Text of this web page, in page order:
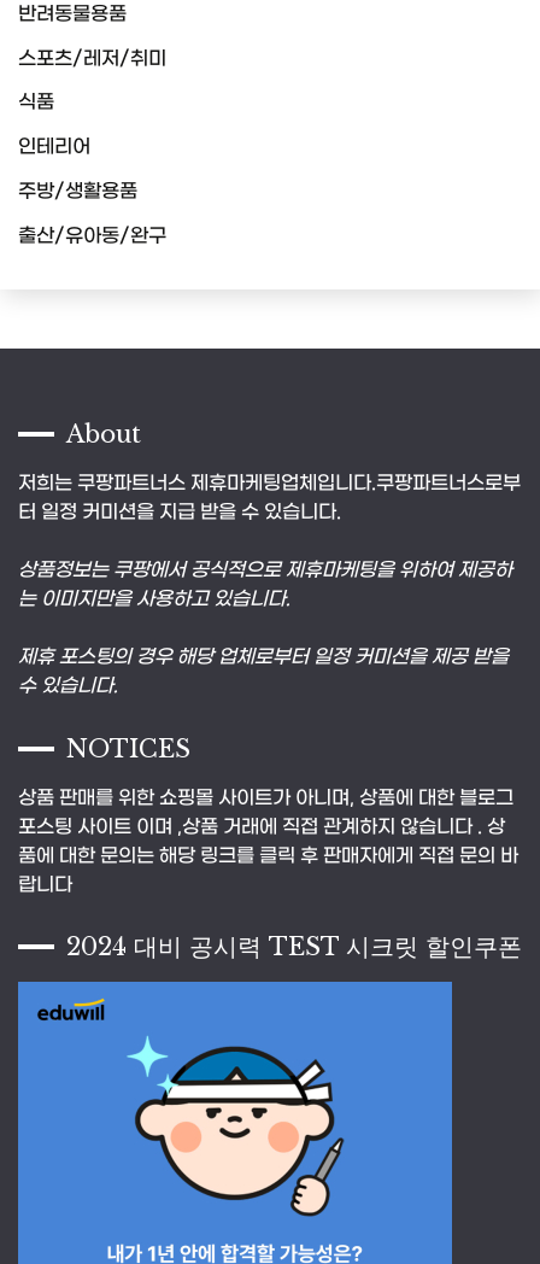
반려동물용품
스포츠/레저/취미
식품
인테리어
주방/생활용품
출산/유아동/완구
About
저희는 쿠팡파트너스 제휴마케팅업체입니다.쿠팡파트너스로부
터 일정 커미션을 지급 받을 수 있습니다.
상품정보는 쿠팡에서 공식적으로 제휴마케팅을 위하여 제공하
는 이미지만을 사용하고 있습니다.
제휴 포스팅의 경우 해당 업체로부터 일정 커미션을 제공 받을
수 있습니다.
NOTICES
상품 판매를 위한 쇼핑몰 사이트가 아니며, 상품에 대한 블로그
포스팅 사이트 이며 ,상품 거래에 직접 관계하지 않습니다 . 상
품에 대한 문의는 해당 링크를 클릭 후 판매자에게 직접 문의 바
랍니다
2024 대비 공시력 TEST 시크릿 할인쿠폰